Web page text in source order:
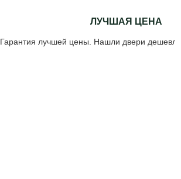
ЛУЧШАЯ ЦЕНА
Гарантия лучшей цены. Нашли двери